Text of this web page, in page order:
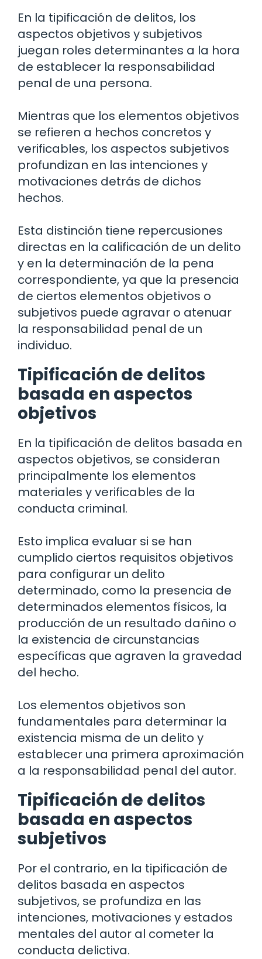
En la tipificación de delitos, los
aspectos objetivos y subjetivos
juegan roles determinantes a la hora
de establecer la responsabilidad
penal de una persona.
Mientras que los elementos objetivos
se refieren a hechos concretos y
verificables, los aspectos subjetivos
profundizan en las intenciones y
motivaciones detrás de dichos
hechos.
Esta distinción tiene repercusiones
directas en la calificación de un delito
y en la determinación de la pena
correspondiente, ya que la presencia
de ciertos elementos objetivos o
subjetivos puede agravar o atenuar
la responsabilidad penal de un
individuo.
Tipificación de delitos
basada en aspectos
objetivos
En la tipificación de delitos basada en
aspectos objetivos, se consideran
principalmente los elementos
materiales y verificables de la
conducta criminal.
Esto implica evaluar si se han
cumplido ciertos requisitos objetivos
para configurar un delito
determinado, como la presencia de
determinados elementos físicos, la
producción de un resultado dañino o
la existencia de circunstancias
específicas que agraven la gravedad
del hecho.
Los elementos objetivos son
fundamentales para determinar la
existencia misma de un delito y
establecer una primera aproximación
a la responsabilidad penal del autor.
Tipificación de delitos
basada en aspectos
subjetivos
Por el contrario, en la tipificación de
delitos basada en aspectos
subjetivos, se profundiza en las
intenciones, motivaciones y estados
mentales del autor al cometer la
conducta delictiva.